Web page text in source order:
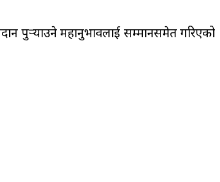
पुर्‍याउने महानुभावलाई सम्मानसमेत गरिएको